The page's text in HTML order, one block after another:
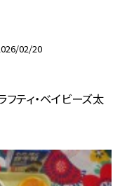
02/20
ティ・ベイビーズ太